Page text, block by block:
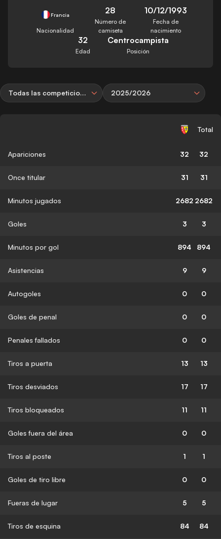
Francia
Nacionalidad
28
Número de
camiseta
10/12/1993
Fecha de
nacimiento
32
Edad
Centrocampista
Posición
Todas las competiciones 2025/2026
Total
Apariciones 32 32
Once titular 31 31
Minutos jugados 2682 2682
Goles 3 3
Minutos por gol 894 894
Asistencias 9 9
Autogoles 0 0
Goles de penal 0 0
Penales fallados 0 0
Tiros a puerta 13 13
Tiros desviados 17 17
Tiros bloqueados 11 11
Goles fuera del área 0 0
Tiros al poste 1 1
Goles de tiro libre 0 0
Fueras de lugar 5 5
Tiros de esquina 84 84